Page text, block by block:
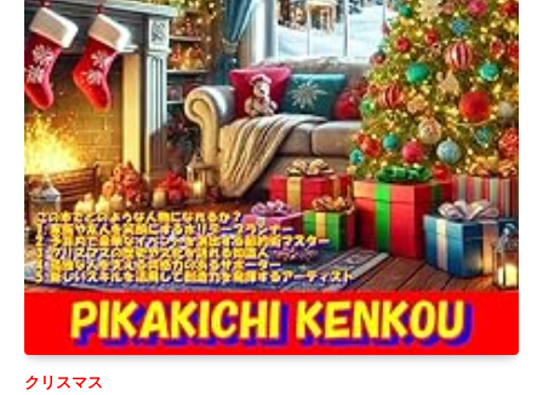
クリスマス